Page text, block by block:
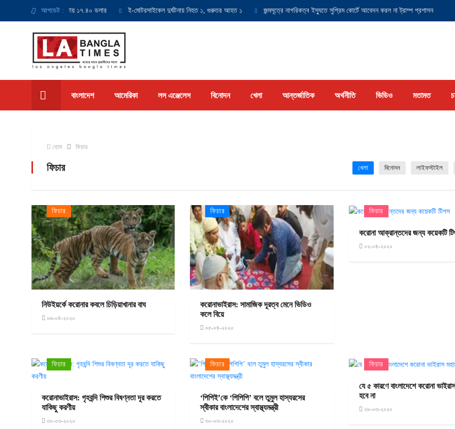
আপডেট :
সর্বনিম্ন মজুরি হবে ঘণ্টায় ১৭.৪০ ডলার ই-মোটরসাইকেল দুর্ঘটনায় নিহত ১, গুরুতর আহত ১ জন্মসূত্রে নাগরিকত্ব ইস্যুতে সুপ্রিম কোর্টে আবেদন করল না ট্রাম্প প্রশাসন
বাংলাদেশ আমেরিকা লস এঞ্জেলেস বিনোদন খেলা আন্তর্জাতিক অর্থনীতি ভিডিও মতামত
হোম ফিচার
ফিচার খেলা বিনোদন লাইফস্টাইল
ফিচার
নিউইয়র্কে করোনার কবলে চিড়িয়াখানার বাঘ
০৬-০৪-২০২০
ফিচার
করোনাভাইরাস: সামাজিক দূরত্ব মেনে ভিডিও
কলে বিয়ে
০৫-০৪-২০২০
ফিচার
করোনা আক্রান্তদের জন্য কয়েকটি
০২-০৪-২০২০
ফিচার
করোনাভাইরাস: গৃহবন্দি শিশুর বিষণ্নতা দূর করতে
যাকিছু করণীয়
৩০-০৩-২০২০
ফিচার
‘পিপিই’কে ‘পিপিপি’ বলে তুমুল হাস্যরসের
স্বীকার বাংলাদেশের স্বাস্থ্যমন্ত্রী
৩০-০৩-২০২০
ফিচার
যে ৫ কারণে বাংলাদেশে করোনা ভাইরাস
হবে না
২৮-০৩-২০২০